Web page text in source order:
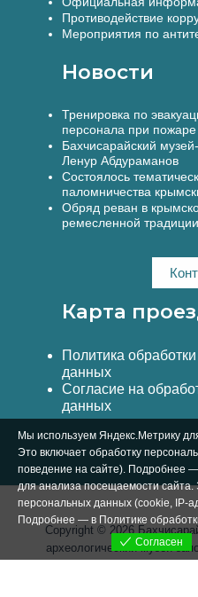
Противодействие
Мероприятия по
Новости
Тренировка по
персонала при пожаре
Бахчисарайский
Ленур Абдураманов
Состоялось
паломничества
Обряд реван в
ремесленной традиции
Карта
Политика
данных
Согласие на
данных
Copyright © 2026
археологический музей-
Мы используем Яндекс.Метрику
Это включает обработку
поведение на сайте). Подробнее
для анализа посещаемости сайта.
персональных данных (cookie, IP-
Подробнее — в Политике
Согласен